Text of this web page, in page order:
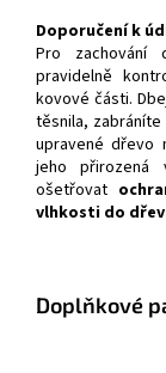
Doporučení k
Pro zachování
pravidelně
kovové části.
těsnila,
upravené dřevo
jeho přirozená
ošetřovat
vlhkosti do
Doplňkové